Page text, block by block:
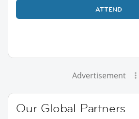
ATTEND
Advertisement
Our Global Partners